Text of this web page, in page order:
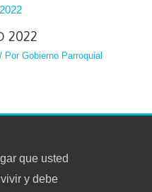
2022
/ PorGobierno Parroquial
que usted
y debe